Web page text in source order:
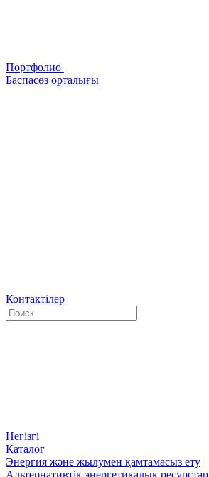
Портфолио
Баспасөз орталығы
Контактілер
Негізгі
Каталог
Энергия және жылумен қамтамасыз ету
Альтернативтік энергетикалық ресурстар